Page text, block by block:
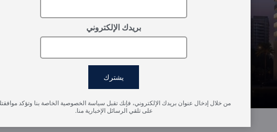
بريدك الإلكتروني
يشترك
من خلال إدخال عنوان بريدك الإلكتروني، فإنك تقبل سياسة الخصوصية الخاصة بنا وتؤكد
على تلقي الرسائل الإخبارية منا.